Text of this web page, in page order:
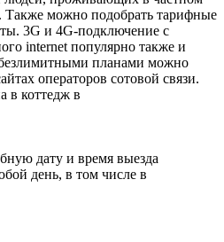
Также можно подобрать тарифные
3G и 4G-подключение с
internet популярно также и
планами можно
операторов сотовой связи.
в коттедж в
дату и время выезда
день, в том числе в